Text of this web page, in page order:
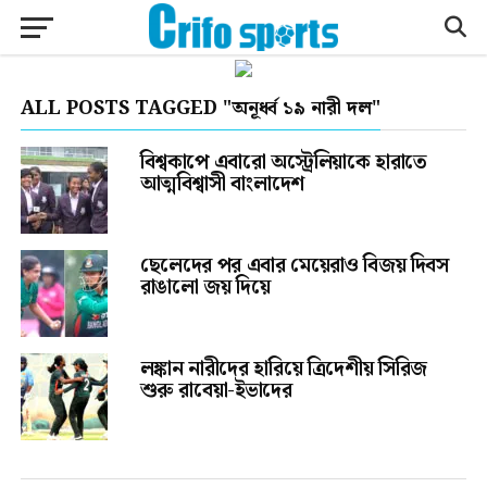
ALL POSTS TAGGED "অনূর্ধ্ব ১৯ নারী দল"
বিশ্বকাপে এবারো অস্ট্রেলিয়াকে হারাতে
আত্মবিশ্বাসী বাংলাদেশ
ছেলেদের পর এবার মেয়েরাও বিজয় দিবস
রাঙালো জয় দিয়ে
লঙ্কান নারীদের হারিয়ে ত্রিদেশীয় সিরিজ
শুরু রাবেয়া-ইভাদের